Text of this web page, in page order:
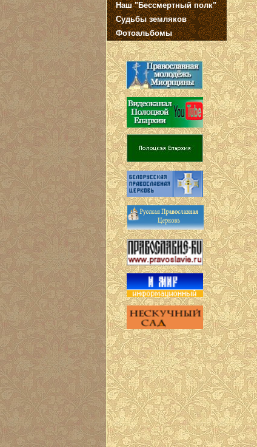
Наш "Бессмертный полк"
Судьбы земляков
Фотоальбомы